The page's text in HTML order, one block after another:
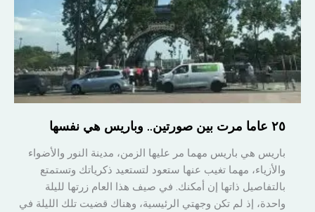
٢٥ عاما مرت بين صورتين.. وباريس هي نفسها
باريس هي باريس مهما مر عليها الزمن، مدينة النور والأضواء
والأزياء، مهما تغيب عنها ستعود لتستعيد ذكرياتك وتستمتع
بالتفاصيل ذاتها إن أمكنك. في صيف هذا العام زرتها لليلة
واحدة، إذ لم تكن وجهتي الرئيسية، وهناك قضيت تلك الليلة في